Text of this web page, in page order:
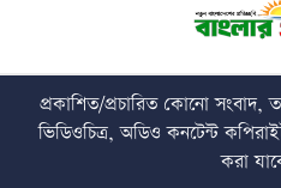
প্রকাশিত/প্রচারিত কোনো সংবাদ,
ভিডিওচিত্র, অডিও কনটেন্ট
করা